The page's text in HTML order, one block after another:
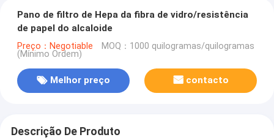
Pano de filtro de Hepa da fibra de vidro/resistência
de papel do alcaloide
Preço：Negotiable MOQ：1000 quilogramas/quilogramas
(Mínimo Ordem)
Melhor preço contacto
Descrição De Produto